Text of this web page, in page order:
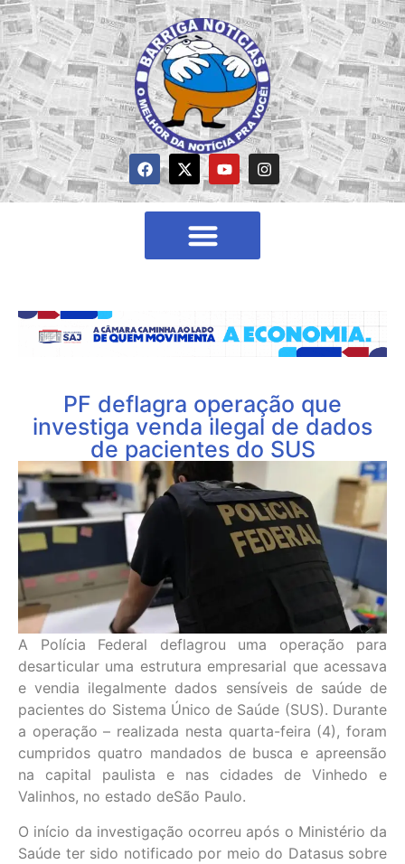
PF deflagra operação que
investiga venda ilegal de dados
de pacientes do SUS
A Polícia Federal deflagrou uma operação para
desarticular uma estrutura empresarial que acessava
e vendia ilegalmente dados sensíveis de saúde de
pacientes do Sistema Único de Saúde (SUS). Durante
a operação – realizada nesta quarta-feira (4), foram
cumpridos quatro mandados de busca e apreensão
na capital paulista e nas cidades de Vinhedo e
Valinhos, no estado deSão Paulo.
O início da investigação ocorreu após o Ministério da
Saúde ter sido notificado por meio do Datasus sobre